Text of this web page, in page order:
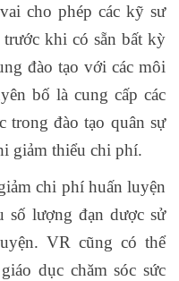
cho phép các kỹ sư
khi có sẵn bất kỳ
đào tạo với các môi
bố là cung cấp các
trong đào tạo quân sự
giảm thiểu chi phí.
chi phí huấn luyện
số lượng đạn dược sử
VR cũng có thể
dục chăm sóc sức